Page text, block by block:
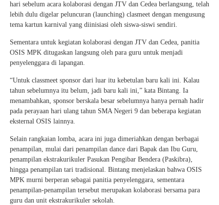
hari sebelum acara kolaborasi dengan JTV dan Cedea berlangsung, telah
lebih dulu digelar peluncuran (launching) clasmeet dengan mengusung
tema kartun karnival yang diinisiasi oleh siswa-siswi sendiri.
Sementara untuk kegiatan kolaborasi dengan JTV dan Cedea, panitia
OSIS MPK ditugaskan langsung oleh para guru untuk menjadi
penyelenggara di lapangan.
“Untuk classmeet sponsor dari luar itu kebetulan baru kali ini. Kalau
tahun sebelumnya itu belum, jadi baru kali ini,” kata Bintang. Ia
menambahkan, sponsor berskala besar sebelumnya hanya pernah hadir
pada perayaan hari ulang tahun SMA Negeri 9 dan beberapa kegiatan
eksternal OSIS lainnya.
Selain rangkaian lomba, acara ini juga dimeriahkan dengan berbagai
penampilan, mulai dari penampilan dance dari Bapak dan Ibu Guru,
penampilan ekstrakurikuler Pasukan Pengibar Bendera (Paskibra),
hingga penampilan tari tradisional. Bintang menjelaskan bahwa OSIS
MPK murni berperan sebagai panitia penyelenggara, sementara
penampilan-penampilan tersebut merupakan kolaborasi bersama para
guru dan unit ekstrakurikuler sekolah.